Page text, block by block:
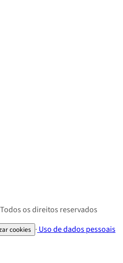
os direitos reservados
cookies · Uso de dados pessoais